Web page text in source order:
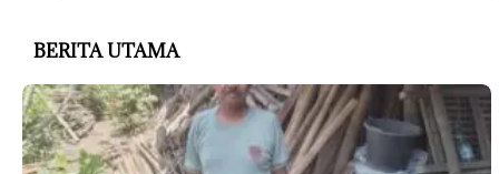
BERITA UTAMA